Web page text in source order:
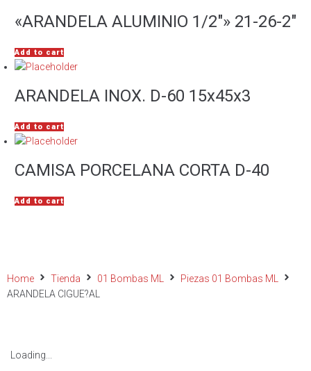
«ARANDELA ALUMINIO 1/2″» 21-26-2″
Add to cart
ARANDELA INOX. D-60 15x45x3
Add to cart
CAMISA PORCELANA CORTA D-40
Add to cart
Home Tienda 01 Bombas ML
Piezas 01 Bombas ML
ARANDELA CIGUE?AL
Loading...